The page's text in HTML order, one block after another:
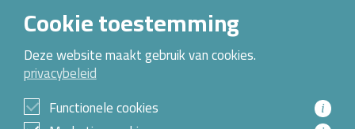
Over Kennispoort Verloskunde
Contact
Archief
Cookie toestemming
Deze website maakt gebruik van cookies.
privacybeleid
Functionele cookies
i